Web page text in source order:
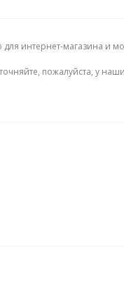
для интернет-магазина и
пожалуйста, у